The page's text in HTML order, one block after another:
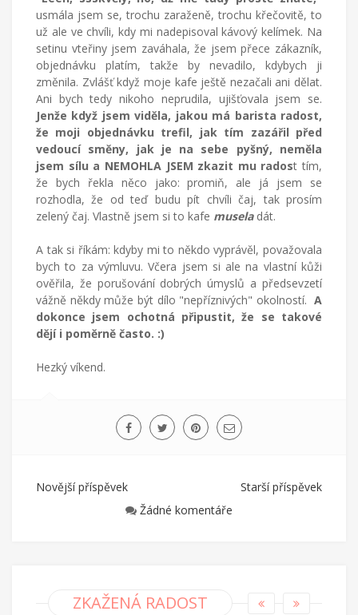
usmála jsem se, trochu zaraženě, trochu křečovitě, to
už ale ve chvíli, kdy mi nadepisoval kávový kelímek. Na
setinu vteřiny jsem zaváhala, že jsem přece zákazník,
objednávku platím, takže by nevadilo, kdybych ji
změnila. Zvlášť když moje kafe ještě nezačali ani dělat.
Ani bych tedy nikoho neprudila, ujišťovala jsem se.
Jenže když jsem viděla, jakou má barista radost,
že moji objednávku trefil, jak tím zazářil před
vedoucí směny, jak je na sebe pyšný, neměla
jsem sílu a NEMOHLA JSEM zkazit mu radost tím,
že bych řekla něco jako: promiň, ale já jsem se
rozhodla, že od teď budu pít chvíli čaj, tak prosím
zelený čaj. Vlastně jsem si to kafe musela dát.
A tak si říkám: kdyby mi to někdo vyprávěl, považovala
bych to za výmluvu. Včera jsem si ale na vlastní kůži
ověřila, že porušování dobrých úmyslů a předsevzetí
vážně někdy může být dílo "nepříznivých" okolností. A
dokonce jsem ochotná připustit, že se takové
dějí i poměrně často. :)
Hezký víkend.
Novější příspěvek
Starší příspěvek
Žádné komentáře
ZKAŽENÁ RADOST